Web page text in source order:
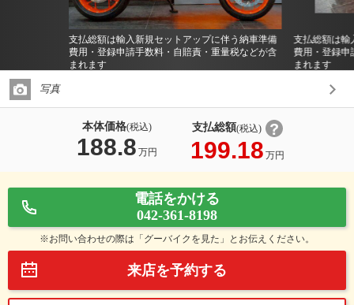
支払総額は輸入新規セットアップに伴う納車準備
費用・登録申請手数料・自賠責・重量税などが含
まれます
支払総額は輸
費用・登録申
まれます
写真
本体価格(税込)
188.8 万円
支払総額(税込)
199.18 万円
電話をかける
042-361-8198
※お問い合わせの際は「グーバイクを見た」とお伝えください。
来店を予約する